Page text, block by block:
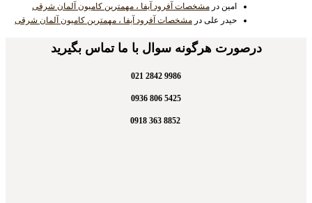
امین در مشخصات آفرود آیفا ، مهمترین کامیون آلمان شرقی
حیدر علی در مشخصات آفرود آیفا ، مهمترین کامیون آلمان شرقی
درصورت هرگونه سوال با ما تماس بگیرید
9986 2842 021
5425 806 0936
8852 363 0918